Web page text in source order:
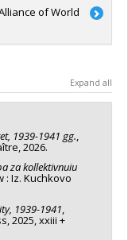
of World
en sciencesExpand all
1939-1941 gg.,
2026.
za kollektivnuiu
: Iz. Kuchkovo
1939-1941,
2025, xxiii +